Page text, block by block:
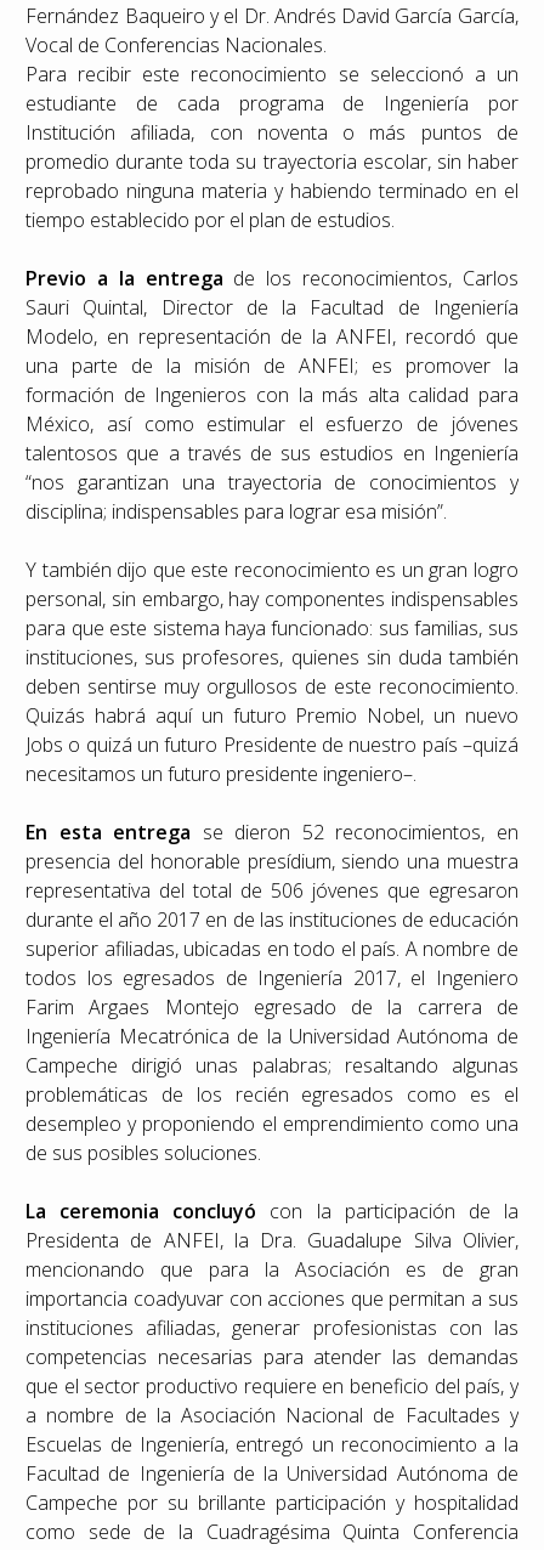
Fernández Baqueiro y el Dr. Andrés David García García,
Vocal de Conferencias Nacionales.
Para recibir este reconocimiento se seleccionó a un
estudiante de cada programa de Ingeniería por
Institución afiliada, con noventa o más puntos de
promedio durante toda su trayectoria escolar, sin haber
reprobado ninguna materia y habiendo terminado en el
tiempo establecido por el plan de estudios.
Previo a la entrega de los reconocimientos, Carlos
Sauri Quintal, Director de la Facultad de Ingeniería
Modelo, en representación de la ANFEI, recordó que
una parte de la misión de ANFEI; es promover la
formación de Ingenieros con la más alta calidad para
México, así como estimular el esfuerzo de jóvenes
talentosos que a través de sus estudios en Ingeniería
“nos garantizan una trayectoria de conocimientos y
disciplina; indispensables para lograr esa misión”.
Y también dijo que este reconocimiento es un gran logro
personal, sin embargo, hay componentes indispensables
para que este sistema haya funcionado: sus familias, sus
instituciones, sus profesores, quienes sin duda también
deben sentirse muy orgullosos de este reconocimiento.
Quizás habrá aquí un futuro Premio Nobel, un nuevo
Jobs o quizá un futuro Presidente de nuestro país –quizá
necesitamos un futuro presidente ingeniero–.
En esta entrega se dieron 52 reconocimientos, en
presencia del honorable presídium, siendo una muestra
representativa del total de 506 jóvenes que egresaron
durante el año 2017 en de las instituciones de educación
superior afiliadas, ubicadas en todo el país. A nombre de
todos los egresados de Ingeniería 2017, el Ingeniero
Farim Argaes Montejo egresado de la carrera de
Ingeniería Mecatrónica de la Universidad Autónoma de
Campeche dirigió unas palabras; resaltando algunas
problemáticas de los recién egresados como es el
desempleo y proponiendo el emprendimiento como una
de sus posibles soluciones.
La ceremonia concluyó con la participación de la
Presidenta de ANFEI, la Dra. Guadalupe Silva Olivier,
mencionando que para la Asociación es de gran
importancia coadyuvar con acciones que permitan a sus
instituciones afiliadas, generar profesionistas con las
competencias necesarias para atender las demandas
que el sector productivo requiere en beneficio del país, y
a nombre de la Asociación Nacional de Facultades y
Escuelas de Ingeniería, entregó un reconocimiento a la
Facultad de Ingeniería de la Universidad Autónoma de
Campeche por su brillante participación y hospitalidad
como sede de la Cuadragésima Quinta Conferencia